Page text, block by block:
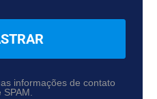
informações de contato